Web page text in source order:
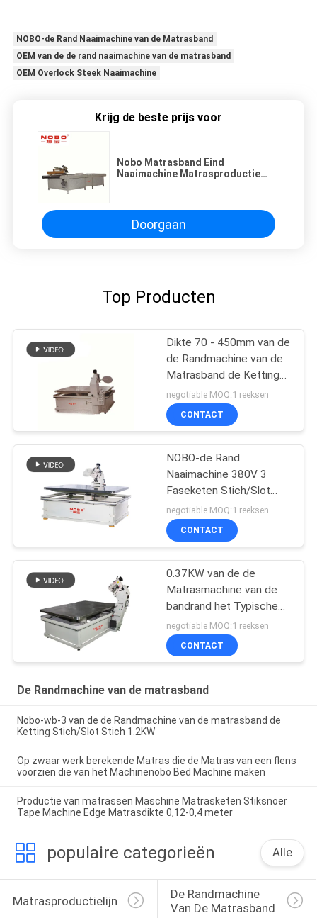
NOBO-de Rand Naaimachine van de Matrasband
OEM van de de rand naaimachine van de matrasband
OEM Overlock Steek Naaimachine
Krijg de beste prijs voor
Nobo Matrasband Eind
Naaimachine Matrasproductie
Doorgaan
Top Producten
Dikte 70 - 450mm van de
de Randmachine van de
Matrasband de Ketting
Stich/Slot Stich 15
Units/H
negotiable MOQ:1 reeksen
CONTACT
NOBO-de Rand
Naaimachine 380V 3
Faseketen Stich/Slot
Stich van de Matrasband
negotiable MOQ:1 reeksen
CONTACT
0.37KW van de de
Matrasmachine van de
bandrand het Typische
Naaiende Hoofd voor
Matras Productie
negotiable MOQ:1 reeksen
CONTACT
De Randmachine van de matrasband
Nobo-wb-3 van de de Randmachine van de matrasband de
Ketting Stich/Slot Stich 1.2KW
Op zwaar werk berekende Matras die de Matras van een flens
voorzien die van het Machinenobo Bed Machine maken
Productie van matrassen Maschine Matrasketen Stiksnoer
Tape Machine Edge Matrasdikte 0,12-0,4 meter
populaire categorieën Alle
Matrasproductielijn
De Randmachine
Van De Matrasband